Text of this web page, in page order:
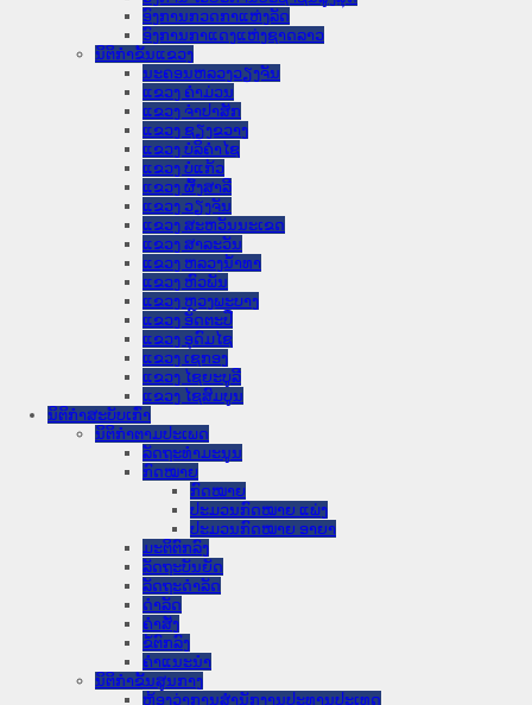
ອົງການກວດກາແຫ່ງລັດ
ອົງການກາແດງແຫ່ງຊາດລາວ
ນິຕິກໍາຂັ້ນແຂວງ
ນະ​ຄອນ​ຫລວງວຽງຈັນ
ແຂວງ ຄໍາມ່ວນ
ແຂວງ ຈໍາປາສັກ
ແຂວງ ຊຽງຂວາງ
ແຂວງ ບໍລິຄໍາໄຊ
ແຂວງ ບໍ່ແກ້ວ
ແຂວງ ຜົ້ງສາລີ
ແຂວງ ວຽງຈັນ
ແຂວງ ສະຫວັນນະເຂດ
ແຂວງ ສາລະວັນ
ແຂວງ ຫລວງນໍ້າທາ
ແຂວງ ຫົວພັນ
ແຂວງ ຫຼວງພະບາງ
ແຂວງ ອັດຕະປື
ແຂວງ ອຸດົມໄຊ
ແຂວງ ເຊກອງ
ແຂວງ ໄຊຍະບູລີ
ແຂວງ ໄຊສົມບູນ
ນິຕິກໍາສະບັບເກົ່າ
ນິຕິກຳຕາມປະເພດ
ລັດຖະທໍາມະນູນ
ກົດໝາຍ
ກົດໝາຍ
ປະມວນກົດໝາຍ ແພ່ງ
ປະມວນກົດໝາຍ ອາຍາ
ມະຕິຕົກລົງ
ລັດຖະບັນຍັດ
ລັດຖະດໍາລັດ
ດໍາລັດ
ຄໍາສັ່ງ
ຂໍ້ຕົກລົງ
ຄໍາແນະນໍາ
ນິຕິກໍາຂັ້ນສູນກາງ
ຫ້ອງວ່າການສໍານັກງານປະທານປະເທດ